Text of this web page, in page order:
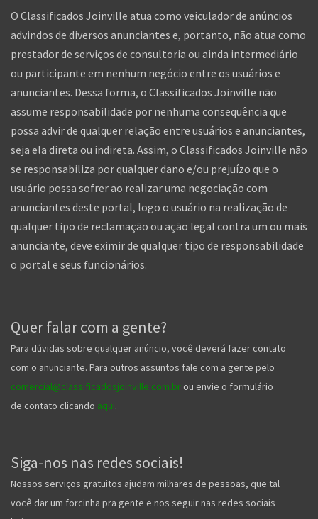
O Classificados Joinville atua como veiculador de anúncios
advindos de diversos anunciantes e, portanto, não atua como
prestador de serviços de consultoria ou ainda intermediário
ou participante em nenhum negócio entre os usuários e
anunciantes. Dessa forma, o Classificados Joinville não
assume responsabilidade por nenhuma conseqüência que
possa advir de qualquer relação entre usuários e anunciantes,
seja ela direta ou indireta. Assim, o Classificados Joinville não
se responsabiliza por qualquer dano e/ou prejuízo que o
usuário possa sofrer ao realizar uma negociação com
anunciantes deste portal, logo o usuário na realização de
qualquer tipo de reclamação ou ação legal contra um ou mais
anunciante, deve eximir de qualquer tipo de responsabilidade
o portal e seus funcionários.
Quer falar com a gente?
Para dúvidas sobre qualquer anúncio, você deverá fazer contato
com o anunciante. Para outros assuntos fale com a gente pelo
comercial@classificadosjoinville.com.br ou envie o formulário
de contato clicando aqui.
Siga-nos nas redes sociais!
Nossos serviços gratuitos ajudam milhares de pessoas, que tal
você dar um forcinha pra gente e nos seguir nas redes sociais